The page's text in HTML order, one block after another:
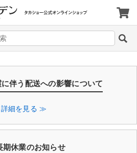
伴う配送への影響について
詳細を見る ≫
期休業のお知らせ